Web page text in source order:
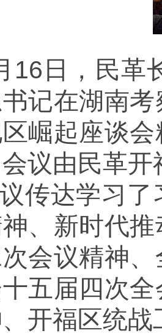
16日，民革
记在湖南
崛起座谈
议由民革
传达学习
、新时代
会议精神
五届四次
开福区统